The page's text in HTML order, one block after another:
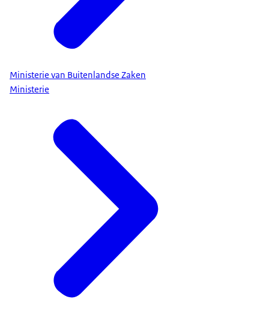
Ministerie van Buitenlandse Zaken
Ministerie